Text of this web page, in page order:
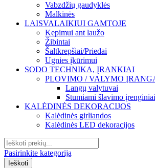
Vabzdžių gaudyklės
Malkinės
LAISVALAIKIUI GAMTOJE
Kepimui ant laužo
Žibintai
Šaltkrepšiai/Priedai
Ugnies įkūrimui
SODO TECHNIKA, ĮRANKIAI
PLOVIMO / VALYMO
Langų valytuvai
Stumiami šlavimo įrenginiai
KALĖDINĖS DEKORACIJOS
Kalėdinės girliandos
Kalėdinės LED dekoracijos
Search
for:
Pasirinkite kategoriją
Ieškoti